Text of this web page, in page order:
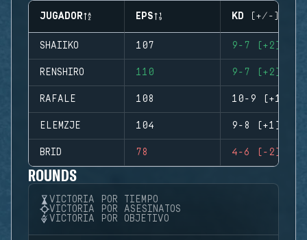
JUGADOR EPS KD (+/-)
SHAIIKO 107 9-7 (+2)
RENSHIRO 110 9-7 (+2)
RAFALE 108 10-9 (+1)
ELEMZJE 104 9-8 (+1)
BRID 78 4-6 (-2)
ROUNDS
VICTORIA POR TIEMPO
VICTORIA POR ASESINATOS
VICTORIA POR OBJETIVO